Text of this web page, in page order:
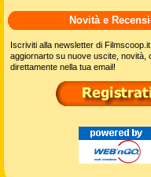
Novità e
Iscriviti alla newsletter di
aggiornarto su nuove uscite, novità,
direttamente nella tua email!